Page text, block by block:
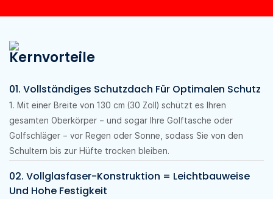
Kernvorteile
01. Vollständiges Schutzdach Für Optimalen Schutz
1. Mit einer Breite von 130 cm (30 Zoll) schützt es Ihren
gesamten Oberkörper – und sogar Ihre Golftasche oder
Golfschläger – vor Regen oder Sonne, sodass Sie von den
Schultern bis zur Hüfte trocken bleiben.
02. Vollglasfaser-Konstruktion = Leichtbauweise
Und Hohe Festigkeit